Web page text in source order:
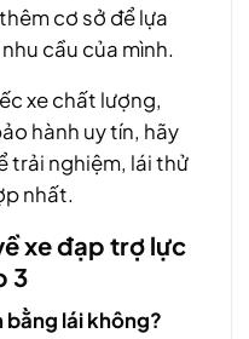
cơ sở để lựa
cầu của mình.
xe chất lượng,
hành uy tín, hãy
trải nghiệm, lái thử
nhất.
xe đạp trợ lực
3
bằng lái không?